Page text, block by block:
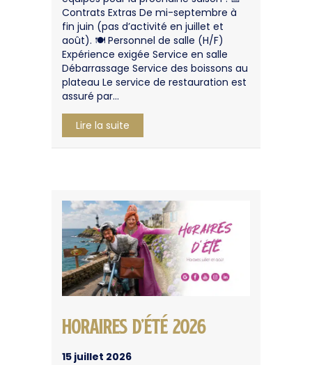
Contrats Extras De mi-septembre à
fin juin (pas d’activité en juillet et
août). 🍽️ Personnel de salle (H/F)
Expérience exigée Service en salle
Débarrassage Service des boissons au
plateau Le service de restauration est
assuré par…
Lire la suite
Horaires d’été 2026
15 juillet 2026